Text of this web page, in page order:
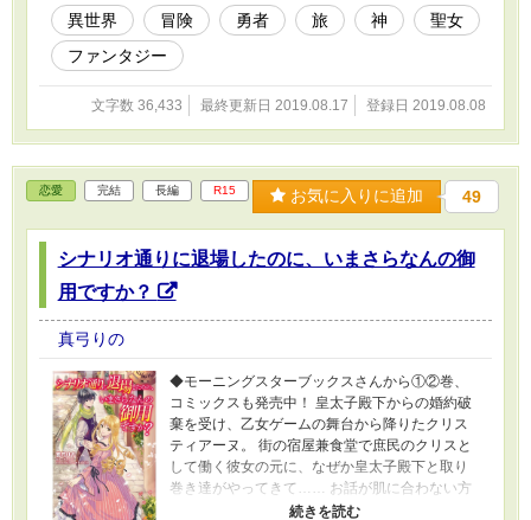
異世界 冒険 勇者 旅 神
聖女
ファンタジー
文字数 36,433 最終更新日 2019.08.17 登録日 2019.08.08
恋愛 完結 長編 R15 お気に入りに追加 49
シナリオ通りに退場したのに、いまさらなんの御
用ですか？
真弓りの
◆モーニングスターブックスさんから①②巻、
コミックスも発売中！ 皇太子殿下からの婚約破
棄を受け、乙女ゲームの舞台から降りたクリス
ティアーヌ。 街の宿屋兼食堂で庶民のクリスと
して働く彼女の元に、なぜか皇太子殿下と取り
巻き達がやってきて…… お話が肌に合わない方
はそっ閉じお願いします。 ■毎回1000文字程